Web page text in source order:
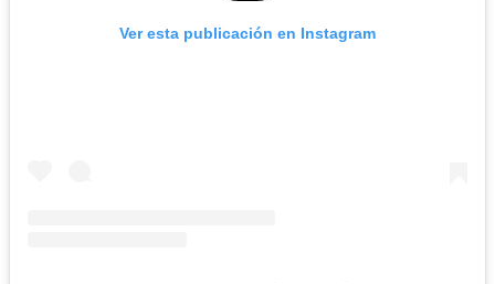
Ver esta publicación en Instagram